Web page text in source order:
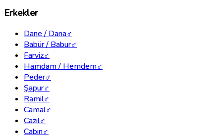
Erkekler
Dane / Dana♂
Babür / Babur♂
Farviz♂
Hamdam / Hemdem♂
Peder♂
Şapur♂
Ramil♂
Camal♂
Cazil♂
Cabin♂